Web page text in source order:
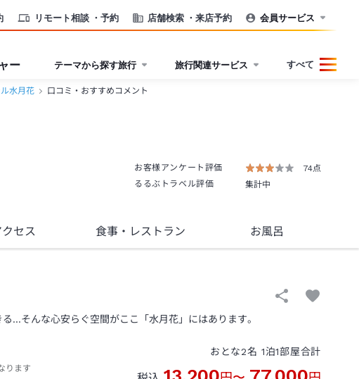
リモート相談 ・予約 店舗検索 ・来店予約 会員サービス
ー テーマから探す旅行 旅行関連サービス すべて
水月花 口コミ・おすすめコメント
お客様アンケート評価
74点
るるぶトラベル評価
集計中
クセス 食事・レストラン お風呂
…そんな心安らぐ空間がここ「水月花」にはあります。
ります
おとな2名 1泊1部屋合計